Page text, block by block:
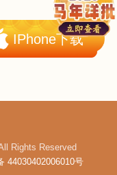
IPhone下载
Rights Reserved
44030402006010号